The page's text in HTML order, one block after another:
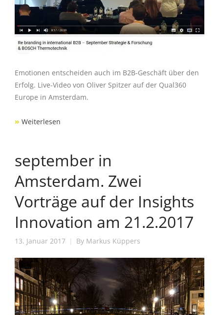
Emotionen entscheiden auch im B2B-Geschäft über den
Erfolg. Live-Video von Oliver Spitzer auf der Qual360
Europe in Amsterdam.
» Weiterlesen
september in
Amsterdam. Zwei
Vorträge auf der Insights
Innovation am 21.2.2017
13. Januar 2017 By Markus Küppers